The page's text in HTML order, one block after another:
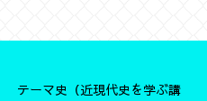
テーマ史（近現代史を学ぶ講